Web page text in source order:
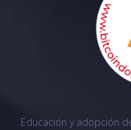
Educación y adopción